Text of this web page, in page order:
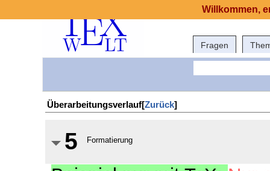
Fragen
Überarbeitungsverlauf[Zurück]
5 Formatierung
Willkommen,